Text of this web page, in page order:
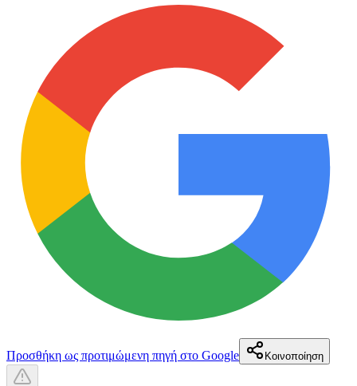
Προσθήκη ως προτιμώμενη πηγή στο Google Κοινοποίηση